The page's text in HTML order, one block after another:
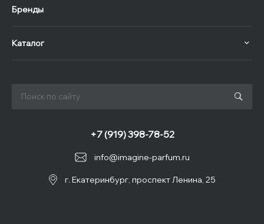
Бренды
Каталог
info@imagine-parfum.ru
+7 (919) 398-78-52
г. Екатеринбург, проспект Ленина, 25